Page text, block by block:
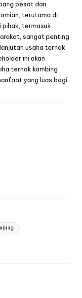
pesat dan
terutama di
pihak, termasuk
sangat penting
usaha ternak
ini akan
ternak kambing
yang luas bagi